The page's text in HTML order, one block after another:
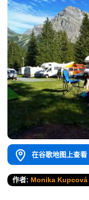
在谷歌地图上查看
作者: Monika Kupcová